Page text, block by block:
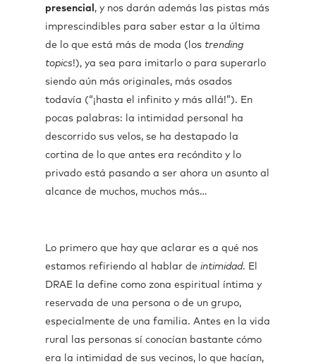
presencial , y nos darán además las pistas más
imprescindibles para saber estar a la última
de lo que está más de moda (los trending
topics!), ya sea para imitarlo o para superarlo
siendo aún más originales, más osados
todavía (“¡hasta el infinito y más allá!”). En
pocas palabras: la intimidad personal ha
descorrido sus velos, se ha destapado la
cortina de lo que antes era recóndito y lo
privado está pasando a ser ahora un asunto al
alcance de muchos, muchos más…
Lo primero que hay que aclarar es a qué nos
estamos refiriendo al hablar de intimidad. El
DRAE la define como zona espiritual íntima y
reservada de una persona o de un grupo,
especialmente de una familia. Antes en la vida
rural las personas sí conocían bastante cómo
era la intimidad de sus vecinos, lo que hacían,